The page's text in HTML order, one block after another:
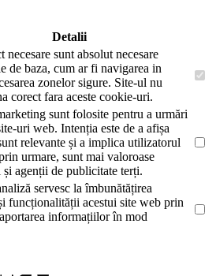
Detalii
necesare sunt absolut necesare
de baza, cum ar fi navigarea in
zonelor sigure. Site-ul nu
corect fara aceste cookie-uri.
sunt folosite pentru a urmări
uri web. Intenția este de a afișa
relevante și a implica utilizatorul
urmare, sunt mai valoroase
agenții de publicitate terți.
servesc la îmbunătățirea
funcționalității acestui site web prin
informațiilor în mod